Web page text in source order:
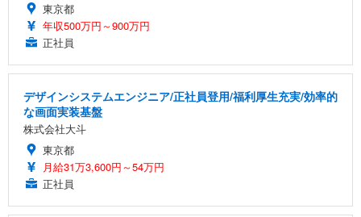
東京都
年収500万円～900万円
正社員
デザインシステムエンジニア/正社員登用/福利厚生充実/効率的
な画面実装基盤
株式会社大斗
東京都
月給31万3,600円～54万円
正社員